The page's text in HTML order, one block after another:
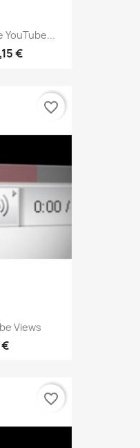
€
Views
favorite_border
favorite_border